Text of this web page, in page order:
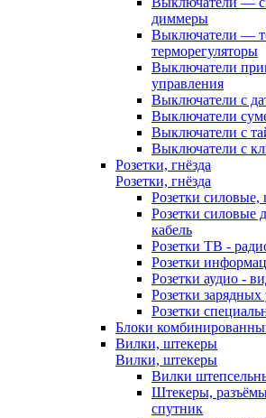
диммеры
Выключатели —
терморегуляторы
Выключатели
управления
Выключатели с
Выключатели
Выключатели с
Выключатели с
Розетки, гнёзда
Розетки, гнёзда
Розетки силовые,
Розетки силовые
кабель
Розетки ТВ -
Розетки
Розетки аудио -
Розетки
Розетки
Блоки
Вилки, штекеры
Вилки, штекеры
Вилки
Штекеры,
спутник